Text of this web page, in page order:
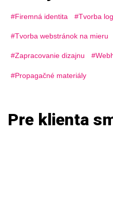
Firemná identita Tvorba
Tvorba webstránok na mieru
Zapracovanie dizajnu
Propagačné materiály
Pre klienta